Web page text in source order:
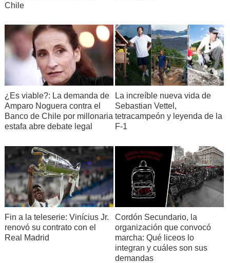
Chile
¿Es viable?: La demanda de
Amparo Noguera contra el
Banco de Chile por millonaria
estafa abre debate legal
La increíble nueva vida de
Sebastian Vettel,
tetracampeón y leyenda de la
F-1
Fin a la teleserie: Vinícius Jr.
renovó su contrato con el
Real Madrid
Cordón Secundario, la
organización que convocó
marcha: Qué liceos lo
integran y cuáles son sus
demandas